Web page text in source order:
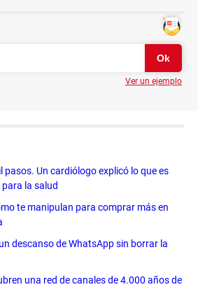
Ver un ejemplo
pasos. Un cardiólogo explicó lo que es
la salud
te manipulan para comprar más en
descanso de WhatsApp sin borrar la
una red de canales de 4.000 años de